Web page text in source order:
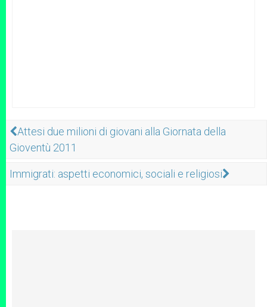
Attesi due milioni di giovani alla Giornata della
Gioventù 2011
Immigrati: aspetti economici, sociali e religiosi